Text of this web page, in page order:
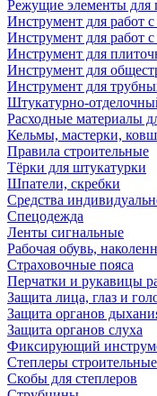
Режущие элементы для
Инструмент для работ
Инструмент для работ с
Инструмент для
Инструмент для
Инструмент для
Штукатурно-
Расходные материалы
Кельмы, мастерки,
Правила строительные
Тёрки для штукатурки
Шпатели, скребки
Средства
Спецодежда
Ленты сигнальные
Рабочая обувь,
Страховочные пояса
Перчатки и рукавицы
Защита лица, глаз и
Защита органов
Защита органов слуха
Фиксирующий
Степлеры строительные
Скобы для степлеров